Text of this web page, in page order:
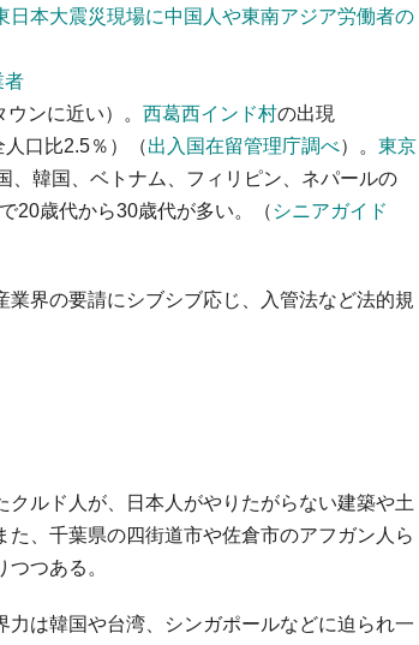
日本大震災現場に中国人や東南アジア労働者の
者
ンに近い）。 西葛西インド村の出現
口比2.5％）（出入国在留管理庁調べ）。 東京
、韓国、ベトナム、フィリピン、ネパールの
20歳代から30歳代が多い。（ シニアガイド
界の要請にシブシブ応じ、入管法など法的規
ルド人が、日本人がやりたがらない建築や土
、千葉県の四街道市や佐倉市のアフガン人ら
つある。
は韓国や台湾、シンガポールなどに迫られ一